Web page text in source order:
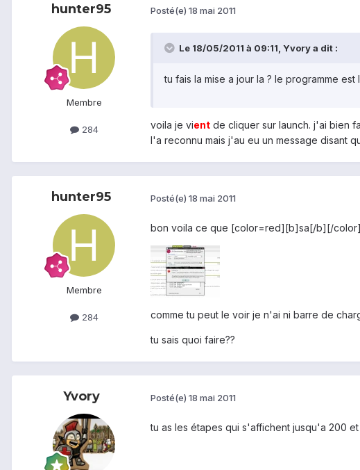
hunter95
Membre
284
Posté(e) 18 mai 2011
Le 18/05/2011 à 09:11, Yvory a dit :
tu fais la mise a jour la ? le programme est
voila je vient de cliquer sur launch. j'ai bien
l'a reconnu mais j'au eu un message disant
hunter95
Membre
284
Posté(e) 18 mai 2011
bon voila ce que [color=red][b]sa[/b][/
comme tu peut le voir je n'ai ni barre de
tu sais quoi faire??
Yvory Posté(e) 18 mai 2011
tu as les étapes qui s'affichent jusqu'a 200 et